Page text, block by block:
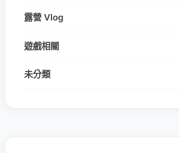
露營 Vlog
遊戲相關
未分類